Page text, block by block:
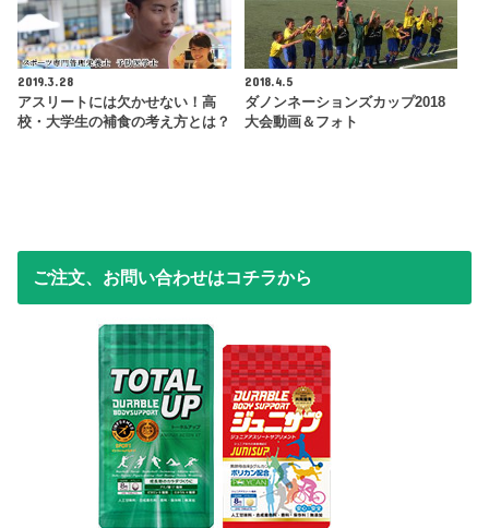
2019.3.28
アスリートには欠かせない！高
校・大学生の補食の考え方とは？
2018.4.5
ダノンネーションズカップ2018
大会動画＆フォト
ご注文、お問い合わせはコチラから